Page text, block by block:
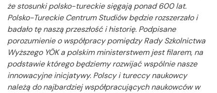
że stosunki polsko-tureckie sięgają ponad 600 lat.
Polsko-Tureckie Centrum Studiów będzie rozszerzało i
badało tę naszą przeszłość i historię. Podpisane
porozumienie o współpracy pomiędzy Rady Szkolnictwa
Wyższego YÖK a polskim ministerstwem jest filarem, na
podstawie którego będziemy rozwijać wspólnie nasze
innowacyjne inicjatywy. Polscy i tureccy naukowcy
należą do najbardziej współpracujących naukowców w